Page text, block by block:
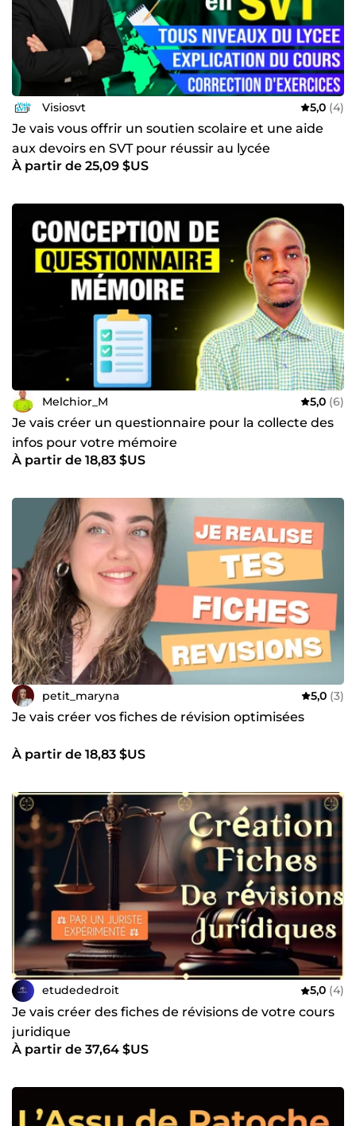
Visiosvt 5,0 (4)
Je vais vous offrir un soutien scolaire et une aide
aux devoirs en SVT pour réussir au lycée
À partir de 25,09 $US
Melchior_M 5,0 (6)
Je vais créer un questionnaire pour la collecte des
infos pour votre mémoire
À partir de 18,83 $US
petit_maryna 5,0 (3)
Je vais créer vos fiches de révision optimisées
À partir de 18,83 $US
etudededroit 5,0 (4)
Je vais créer des fiches de révisions de votre cours
juridique
À partir de 37,64 $US